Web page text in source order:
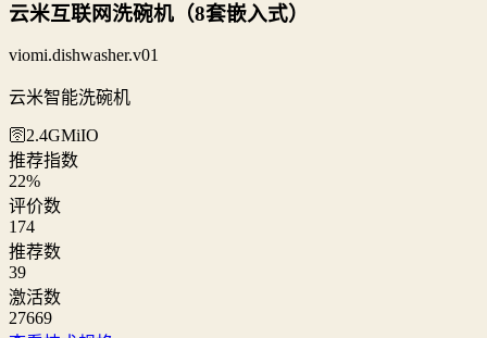
云米互联网洗碗机（8套嵌入式）
viomi.dishwasher.v01
云米智能洗碗机
🛜2.4GMiIO
推荐指数
22%
评价数
174
推荐数
39
激活数
27669